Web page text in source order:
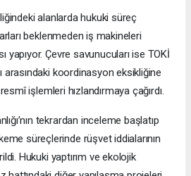
alanlarda hukuki süreç
beklenmeden iş makineleri
yapıyor. Çevre savunucuları ise TOKİ
arasındaki koordinasyon eksikliğine
işlemleri hızlandırmaya çağırdı.
tekrardan inceleme başlatıp
süreçlerinde rüşvet iddialarının
Hukuki yaptırım ve ekolojik